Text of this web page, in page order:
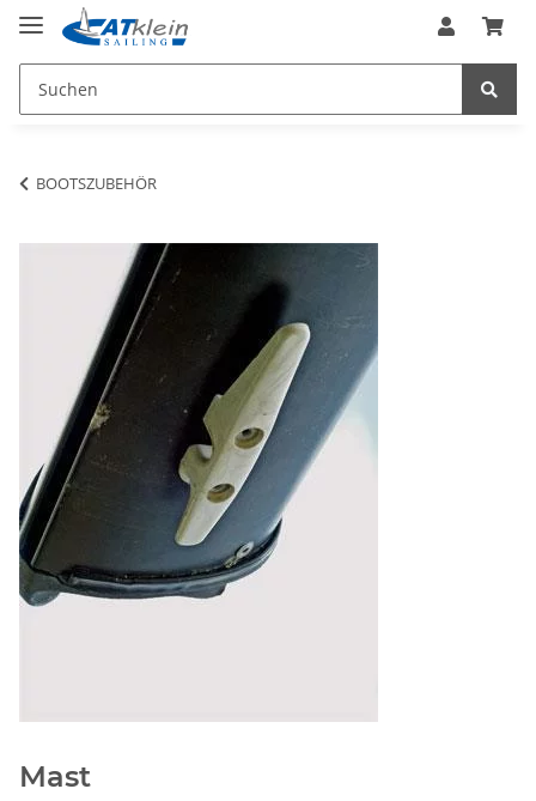
BOOTSZUBEHÖR
Mast